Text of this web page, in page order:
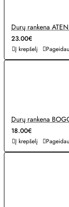
Durų rankena
23.00€
Į krepšelį
Durų rankena
18.00€
Į krepšelį